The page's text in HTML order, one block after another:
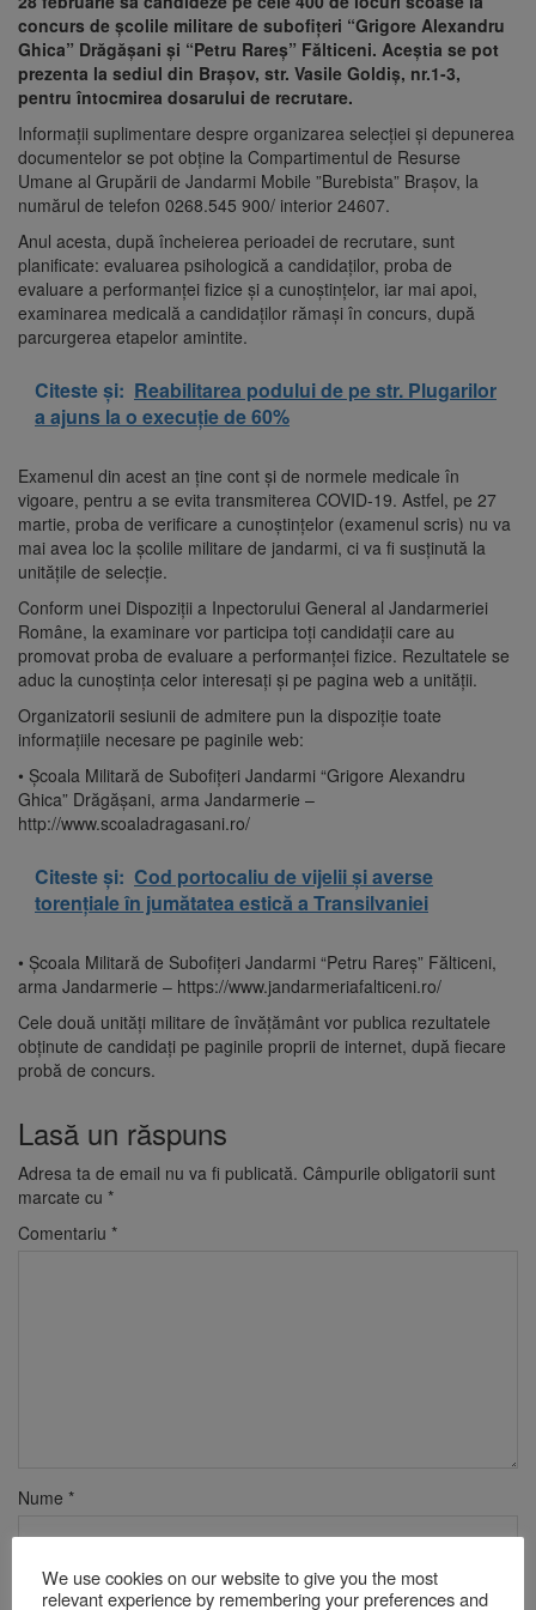
concurs de școlile militare de subofițeri “Grigore Alexandru
Ghica” Drăgășani și “Petru Rareș” Fălticeni. Aceștia se pot
prezenta la sediul din Brașov, str. Vasile Goldiș, nr.1-3,
pentru întocmirea dosarului de recrutare.
Informații suplimentare despre organizarea selecției și depunerea
documentelor se pot obține la Compartimentul de Resurse
Umane al Grupării de Jandarmi Mobile ”Burebista” Brașov, la
numărul de telefon 0268.545 900/ interior 24607.
Anul acesta, după încheierea perioadei de recrutare, sunt
planificate: evaluarea psihologică a candidaților, proba de
evaluare a performanței fizice și a cunoștințelor, iar mai apoi,
examinarea medicală a candidaților rămași în concurs, după
parcurgerea etapelor amintite.
Citeste și: Reabilitarea podului de pe str. Plugarilor
a ajuns la o execuție de 60%
Examenul din acest an ține cont și de normele medicale în
vigoare, pentru a se evita transmiterea COVID-19. Astfel, pe 27
martie, proba de verificare a cunoștințelor (examenul scris) nu va
mai avea loc la școlile militare de jandarmi, ci va fi susținută la
unitățile de selecție.
Conform unei Dispoziții a Inpectorului General al Jandarmeriei
Române, la examinare vor participa toți candidații care au
promovat proba de evaluare a performanței fizice. Rezultatele se
aduc la cunoștința celor interesați și pe pagina web a unității.
Organizatorii sesiunii de admitere pun la dispoziție toate
informațiile necesare pe paginile web:
• Școala Militară de Subofițeri Jandarmi “Grigore Alexandru
Ghica” Drăgășani, arma Jandarmerie –
http://www.scoaladragasani.ro/
Citeste și: Cod portocaliu de vijelii și averse
torențiale în jumătatea estică a Transilvaniei
• Școala Militară de Subofițeri Jandarmi “Petru Rareș” Fălticeni,
arma Jandarmerie – https://www.jandarmeriafalticeni.ro/
Cele două unități militare de învățământ vor publica rezultatele
obținute de candidați pe paginile proprii de internet, după fiecare
probă de concurs.
Lasă un răspuns
Adresa ta de email nu va fi publicată. Câmpurile obligatorii sunt
marcate cu *
Comentariu *
Nume *
Email*
We use cookies on our website to give you the most
relevant experience by remembering your preferences and